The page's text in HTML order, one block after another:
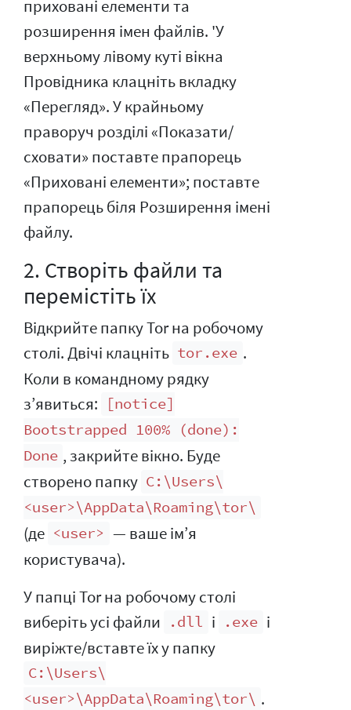
приховані елементи та
розширення імен файлів. 'У
верхньому лівому куті вікна
Провідника клацніть вкладку
«Перегляд». У крайньому
праворуч розділі «Показати/
сховати» поставте прапорець
«Приховані елементи»; поставте
прапорець біля Розширення імені
файлу.
2. Створіть файли та
перемістіть їх
Відкрийте папку Tor на робочому
столі. Двічі клацніть tor.exe .
Коли в командному рядку
з’явиться:
[notice]
Bootstrapped 100% (done):
Done , закрийте вікно. Буде
створено папку C:\Users\
<user>\AppData\Roaming\tor\
(де <user> — ваше ім’я
користувача).
У папці Tor на робочому столі
виберіть усі файли
.dll і .exe і
виріжте/вставте їх у папку
C:\Users\
<user>\AppData\Roaming\tor\ .